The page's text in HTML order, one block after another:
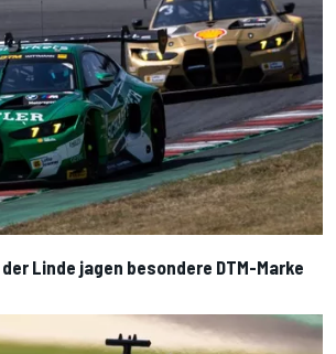
Linde jagen besondere DTM-Marke